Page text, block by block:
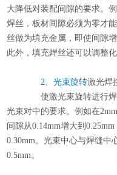
大降低对装配间隙的要求。
焊丝，板材间隙必须为零才
丝做为填充金属，即使间隙
此外，填充焊丝还可以调整
2、光束旋转激光焊
使激光束旋转进行焊
光束对中的要求。例如在
间隙从0.14mm增大到
0.30mm。光束中心与焊缝中
0.5mm。